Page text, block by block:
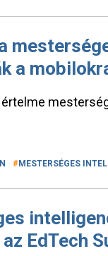
a
MESTERSÉGES
EdTech